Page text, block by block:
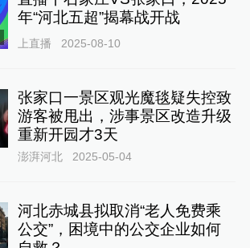
年“河北五超”揭幕战开战
上直播 2025-08-10
张家口一景区观光魔毯疑失控致
游客被甩出，涉事景区改造升级
重新开园才3天
澎湃河北 2025-05-04
河北赤城县拟取消“老人免费乘
公交”，困境中的公交企业如何